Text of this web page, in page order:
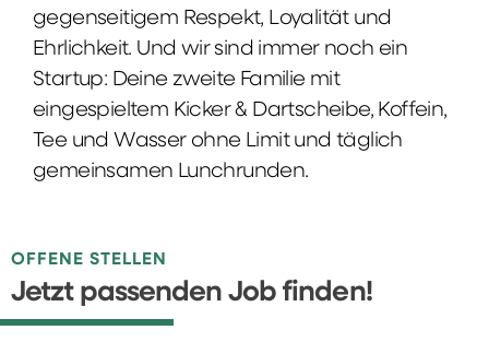
gegenseitigem Respekt, Loyalität und
Ehrlichkeit. Und wir sind immer noch ein
Startup: Deine zweite Familie mit
eingespieltem Kicker & Dartscheibe, Koffein,
Tee und Wasser ohne Limit und täglich
gemeinsamen Lunchrunden.
OFFENE STELLEN
Jetzt passenden Job finden!